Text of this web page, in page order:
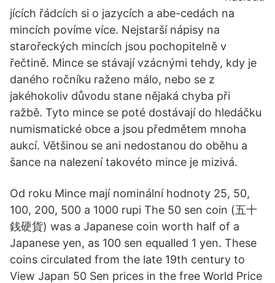
jících řádcích si o jazycích a abe-cedách na
mincích povíme více. Nejstarší nápisy na
starořeckých mincích jsou pochopitelně v
řečtině. Mince se stávají vzácnými tehdy, kdy je
daného ročníku raženo málo, nebo se z
jakéhokoliv důvodu stane nějaká chyba při
ražbě. Tyto mince se poté dostávají do hledáčku
numismatické obce a jsou předmětem mnoha
aukcí. Většinou se ani nedostanou do oběhu a
šance na nalezení takovéto mince je mizivá.
Od roku Mince mají nominální hodnoty 25, 50,
100, 200, 500 a 1000 rupi The 50 sen coin (五十
銭硬貨) was a Japanese coin worth half of a
Japanese yen, as 100 sen equalled 1 yen. These
coins circulated from the late 19th century to
View Japan 50 Sen prices in the free World Price